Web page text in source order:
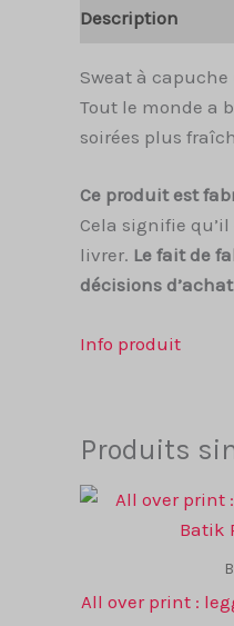
Description
Sweat à
Tout le monde a
soirées plus
Ce produit est
Cela signifie
livrer. Le fait de
décisions
Info produit
Produits
All over print :